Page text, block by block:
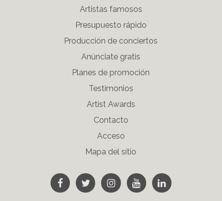
Artistas famosos
Presupuesto rápido
Producción de conciertos
Anúnciate gratis
Planes de promoción
Testimonios
Artist Awards
Contacto
Acceso
Mapa del sítio
Siguenos en Facebook
Siguenos en Twitter
Siguenos en Instagram
Visita nuestro canal
Linkedin